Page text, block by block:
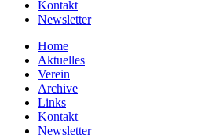
Kontakt
Newsletter
Home
Aktuelles
Verein
Archive
Links
Kontakt
Newsletter